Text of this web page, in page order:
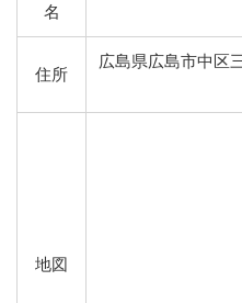
名
住所
広島県広島市中
地図